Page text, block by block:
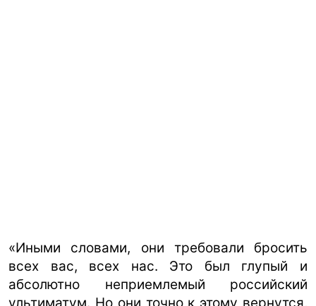
«Иными словами, они требовали бросить
всех вас, всех нас. Это был глупый и
абсолютно неприемлемый российский
ультиматум. Но они точно к этому вернутся,